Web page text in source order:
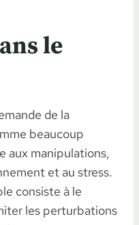
le
de la
beaucoup
aux manipulations,
et au stress.
consiste à le
les perturbations